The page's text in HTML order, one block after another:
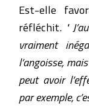
Est-elle
réfléchit. "
vraiment
l’angoisse,
peut avoir
par exemple,